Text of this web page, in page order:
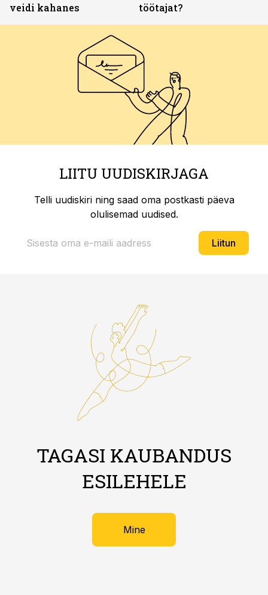
veidi kahanes
töötajat?
LIITU UUDISKIRJAGA
Telli uudiskiri ning saad oma postkasti päeva
olulisemad uudised.
Liitun
TAGASI KAUBANDUS
ESILEHELE
Mine